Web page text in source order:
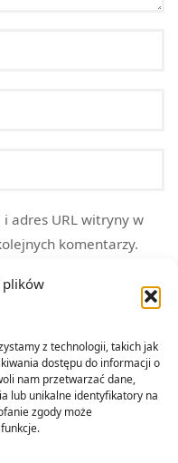
plików
z technologii, takich jak
dostępu do informacji o
nam przetwarzać dane,
lub unikalne identyfikatory na
zgody może
adres URL witryny w
komentarzy.